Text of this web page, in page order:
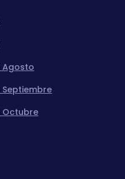
Agosto
Octubre